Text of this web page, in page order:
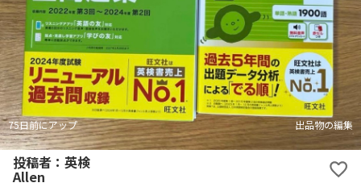
75日前にアップ 出品物の編集
投稿者：英検
Allen